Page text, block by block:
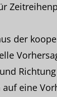
der
eine